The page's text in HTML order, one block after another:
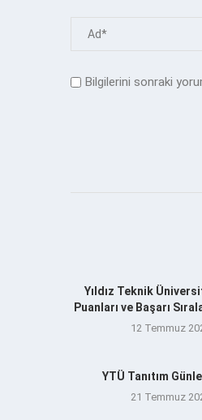
Bilgilerini sonraki
Yıldız Teknik
Puanları ve Başarı
12 Temmuz
YTÜ Tanıtım
21 Temmuz